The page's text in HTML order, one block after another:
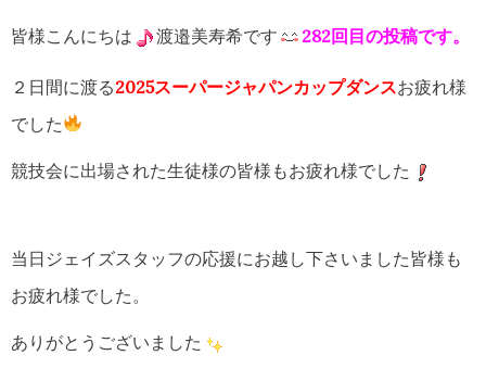
皆様こんにちは 渡邉美寿希です 282回目の投稿です。
２日間に渡る2025スーパージャパンカップダンスお疲れ様
でした
競技会に出場された生徒様の皆様もお疲れ様でした
当日ジェイズスタッフの応援にお越し下さいました皆様も
お疲れ様でした。
ありがとうございました